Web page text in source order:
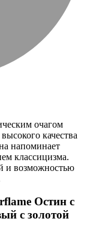
очагом
качества
напоминает
классицизма.
и возможностью
Остин с
с золотой